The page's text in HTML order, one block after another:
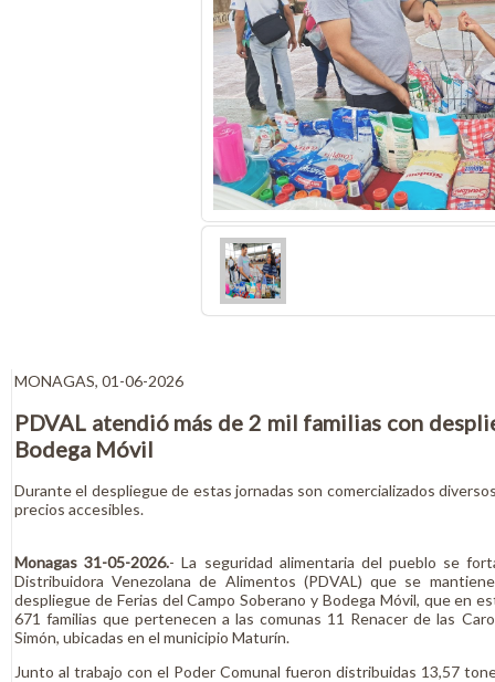
MONAGAS, 01-06-2026
PDVAL atendió más de 2 mil familias con
Bodega Móvil
Durante el despliegue de estas jornadas son comercializados
precios accesibles.
Monagas 31-05-2026.- La seguridad alimentaria del pueblo se
Distribuidora Venezolana de Alimentos (PDVAL) que se
despliegue de Ferias del Campo Soberano y Bodega Móvil, que en
671 familias que pertenecen a las comunas 11 Renacer de las
Simón, ubicadas en el municipio Maturín.
Junto al trabajo con el Poder Comunal fueron distribuidas 13,57